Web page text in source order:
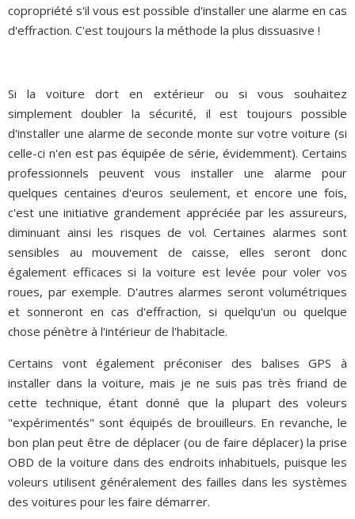
copropriété s'il vous est possible d'installer une alarme en cas
d'effraction. C'est toujours la méthode la plus dissuasive !
Si la voiture dort en extérieur ou si vous souhaitez
simplement doubler la sécurité, il est toujours possible
d'installer une alarme de seconde monte sur votre voiture (si
celle-ci n'en est pas équipée de série, évidemment). Certains
professionnels peuvent vous installer une alarme pour
quelques centaines d'euros seulement, et encore une fois,
c'est une initiative grandement appréciée par les assureurs,
diminuant ainsi les risques de vol. Certaines alarmes sont
sensibles au mouvement de caisse, elles seront donc
également efficaces si la voiture est levée pour voler vos
roues, par exemple. D'autres alarmes seront volumétriques
et sonneront en cas d'effraction, si quelqu'un ou quelque
chose pénètre à l'intérieur de l'habitacle.
Certains vont également préconiser des balises GPS à
installer dans la voiture, mais je ne suis pas très friand de
cette technique, étant donné que la plupart des voleurs
"expérimentés" sont équipés de brouilleurs. En revanche, le
bon plan peut être de déplacer (ou de faire déplacer) la prise
OBD de la voiture dans des endroits inhabituels, puisque les
voleurs utilisent généralement des failles dans les systèmes
des voitures pour les faire démarrer.